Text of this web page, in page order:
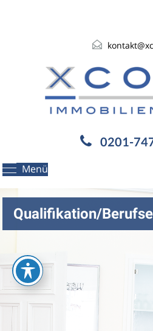
Menü
0201-
Qualifikation/